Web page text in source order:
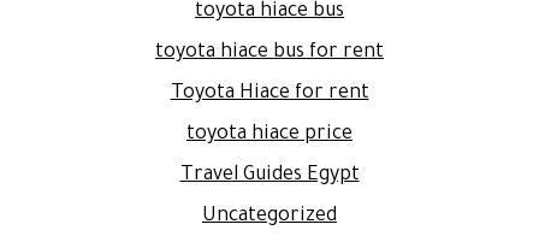
toyota hiace bus
toyota hiace bus for rent
Toyota Hiace for rent
toyota hiace price
Travel Guides Egypt
Uncategorized